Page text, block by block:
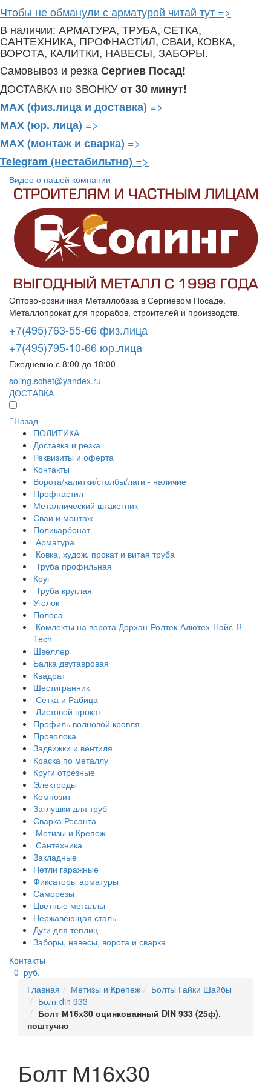
Чтобы не обманули с арматурой читай тут =>
В наличии: АРМАТУРА, ТРУБА, СЕТКА,
САНТЕХНИКА, ПРОФНАСТИЛ, СВАИ, КОВКА,
ВОРОТА, КАЛИТКИ, НАВЕСЫ, ЗАБОРЫ.
Самовывоз и резка Сергиев Посад!
ДОСТАВКА по ЗВОНКУот 30 минут!
МАХ (физ.лица и доставка) =>
МАХ (юр. лица) =>
МАХ (монтаж и сварка) =>
Telegram (нестабильтно) =>
Видео о нашей компании
Оптово-розничная Металлобаза в Сергиевом Посаде.
Металлопрокат для прорабов, строителей и производств.
+7(495)763-55-66 физ.лица
+7(495)795-10-66 юр.лица
Ежедневно с 8:00 до 18:00
soling.schet@yandex.ru
ДОСТАВКА
Назад
ПОЛИТИКА
Доставка и резка
Реквизиты и оферта
Контакты
Ворота/калитки/столбы/лаги - наличие
Профнастил
Металлический штакетник
Сваи и монтаж
Поликарбонат
Арматура
Ковка, худож. прокат и витая труба
Труба профильная
Круг
Труба круглая
Уголок
Полоса
Комлекты на ворота Дорхан-Ролтек-Алютех-Найс-R-
Tech
Швеллер
Балка двутавровая
Квадрат
Шестигранник
Сетка и Рабица
Листовой прокат
Профиль волновой кровля
Проволока
Задвижки и вентиля
Краска по металлу
Круги отрезные
Электроды
Композит
Заглушки для труб
Сварка Ресанта
Метизы и Крепеж
Сантехника
Закладные
Петли гаражные
Фиксаторы арматуры
Саморезы
Цветные металлы
Нержавеющая сталь
Дуги для теплиц
Заборы, навесы, ворота и сварка
Контакты
0 руб.
Главная
Метизы и Крепеж
Болты Гайки Шайбы
Болт din 933
Болт М16х30 оцинкованный DIN 933 (25ф),
поштучно
Болт М16х30